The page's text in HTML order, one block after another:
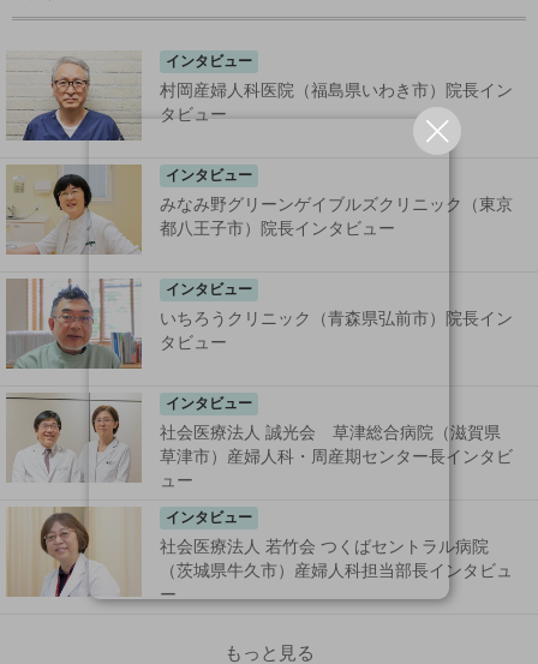
インタビュー
村岡産婦人科医院（福島県いわき市）院長イン
タビュー
インタビュー
みなみ野グリーンゲイブルズクリニック（東京
都八王子市）院長インタビュー
インタビュー
いちろうクリニック（青森県弘前市）院長イン
タビュー
インタビュー
社会医療法人 誠光会 草津総合病院（滋賀県
草津市）産婦人科・周産期センター長インタビ
ュー
インタビュー
社会医療法人 若竹会 つくばセントラル病院
（茨城県牛久市）産婦人科担当部長インタビュ
ー
もっと見る